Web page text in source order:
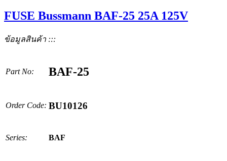
FUSE Bussmann BAF-25 25A 125V
ข้อมูลสินค้า :::
Part No: BAF-25
Order Code: BU10126
Series: BAF